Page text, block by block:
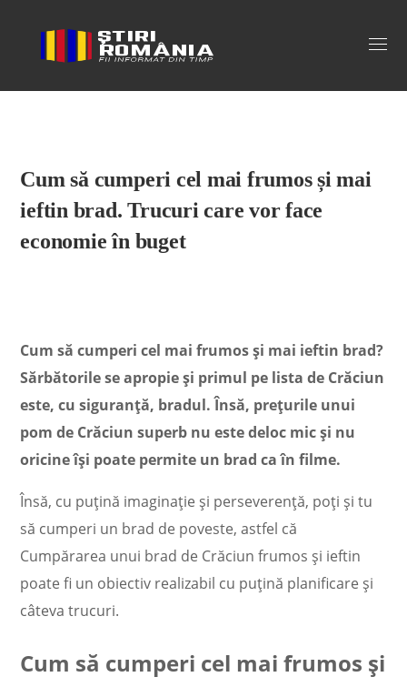
Stiri Romania
Cum să cumperi cel mai frumos și mai
ieftin brad. Trucuri care vor face
economie în buget
Cum să cumperi cel mai frumos și mai ieftin brad?
Sărbătorile se apropie și primul pe lista de Crăciun
este, cu siguranță, bradul. Însă, prețurile unui
pom de Crăciun superb nu este deloc mic și nu
oricine își poate permite un brad ca în filme.
Însă, cu puțină imaginație și perseverență, poți și tu
să cumperi un brad de poveste, astfel că
Cumpărarea unui brad de Crăciun frumos și ieftin
poate fi un obiectiv realizabil cu puțină planificare și
câteva trucuri.
Cum să cumperi cel mai frumos și